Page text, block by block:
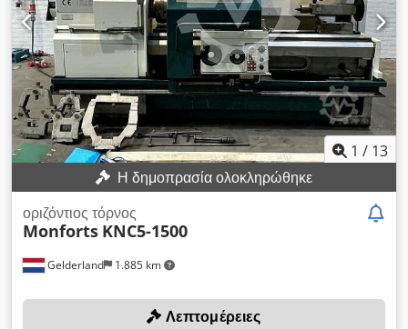
1 / 13
Η δημοπρασία ολοκληρώθηκε
Gelderland 1.885 km
οριζόντιος τόρνος
Monforts KNC5-1500
Λεπτομέρειες